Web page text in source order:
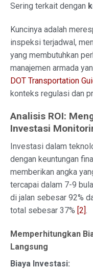
Sering terkait dengan
Kuncinya adalah
inspeksi terjadwal,
yang membutuhkan
manajemen armada
DOT Transportation
konteks regulasi dan
Analisis ROI:
Investasi
Investasi dalam
dengan keuntungan
memberikan angka
tercapai dalam 7-9
di jalan sebesar 92%
total sebesar 37% [2].
Memperhitungkan
Langsung
Biaya Investasi: